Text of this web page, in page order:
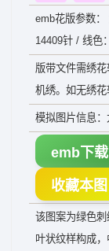
emb花版参数：
14409针 / 线色
版带文件需绣
机绣。如无绣花
模拟图片信息
emb下载
收藏本图
该图案为绿色
叶状纹样构成